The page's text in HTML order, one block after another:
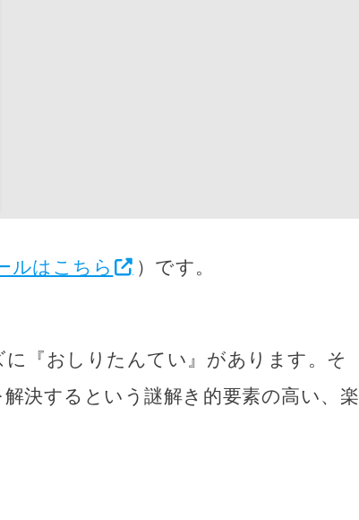
ルはこちら ）です。
に『 おしりたんてい 』があります。そ
決するという謎解き的要素の高い、楽